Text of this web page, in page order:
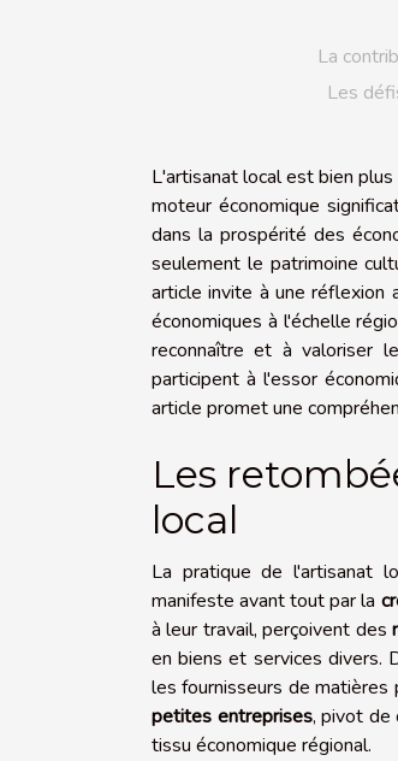
La
Les
L'artisanat local est bien
moteur économique
dans la prospérité des
seulement le patrimoine
article invite à une réflexion
économiques à l'échelle
reconnaître et à valoriser
participent à l'essor
article promet une
Les
local
La pratique de l'artisanat
manifeste avant tout par la
à leur travail, perçoivent des
en biens et services divers.
les fournisseurs de matières
petites entreprises, pivot de
tissu économique régional.